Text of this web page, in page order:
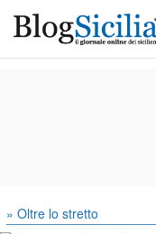
» Oltre lo stretto